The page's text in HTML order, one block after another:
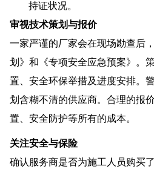
持证状况。
审视技术策划与报价
一家严谨的厂家会在现场勘查后
划》和《专项安全应急预案》。
置、安全环保举措及进度安排。
划含糊不清的供应商。合理的报
置、安全防护等所有的成本。
关注安全与保险
确认服务商是否为施工人员购买